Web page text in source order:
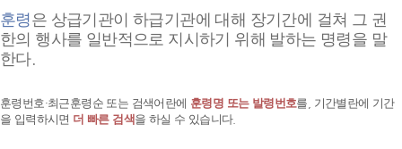
훈령은 상급기관이 하급기관에 대해 장기간에 걸쳐 그 권
한의 행사를 일반적으로 지시하기 위해 발하는 명령을 말
한다.
훈령번호·최근훈령순 또는 검색어란에 훈령명 또는 발령번호를, 기간별란에 기간
을 입력하시면 더 빠른 검색 을 하실 수 있습니다.